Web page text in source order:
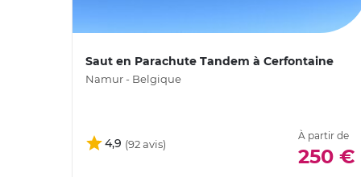
Saut en Parachute Tandem à Cerfontaine
Namur - Belgique
4,9
À partir de
250 €